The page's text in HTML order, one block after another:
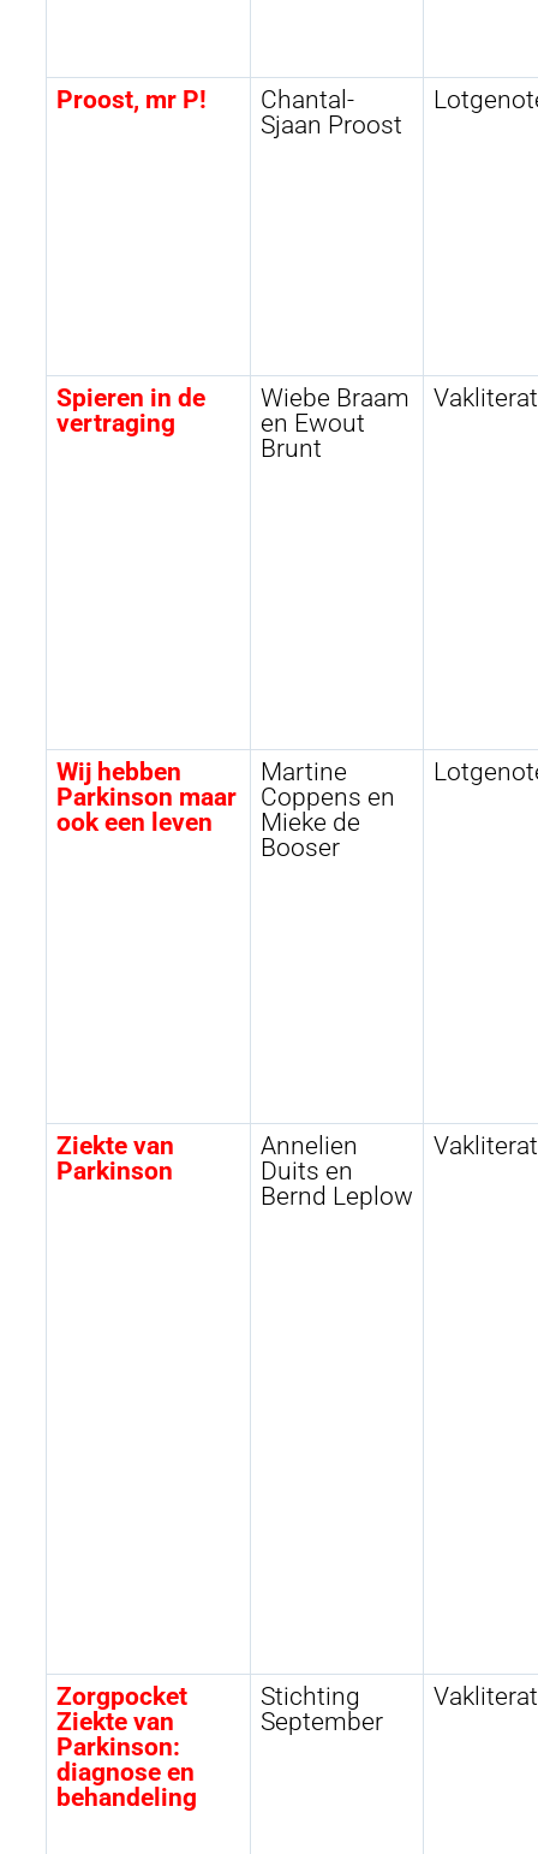
Proost, mr P!
Chantal-
Sjaan Proost
Spieren in de
vertraging
Wiebe Braam
en Ewout
Brunt
Wij hebben
Parkinson maar
ook een leven
Martine
Coppens en
Mieke de
Booser
Ziekte van
Parkinson
Annelien
Duits en
Bernd Leplow
Zorgpocket
Ziekte van
Parkinson:
diagnose en
behandeling
Stichting
September